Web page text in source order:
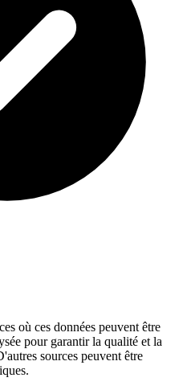
où ces données peuvent être
pour garantir la qualité et la
sources peuvent être